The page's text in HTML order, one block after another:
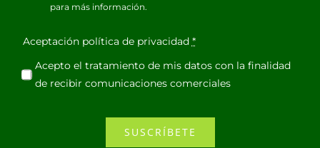
para más información.
Aceptación política de privacidad *
Acepto el tratamiento de mis datos con la finalidad
de recibir comunicaciones comerciales
SUSCRÍBETE